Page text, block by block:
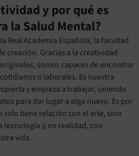
y por qué es
la Salud Mental?
Real Academia Española, la facultad
creación. Gracias a la creatividad
somos capaces de encontrar
o laborales. Es nuestra
y empieza a trabajar, uniendo
para dar lugar a algo nuevo. Es por
solo tiene relación con el arte, sino
tecnología y, en realidad, con
vida.